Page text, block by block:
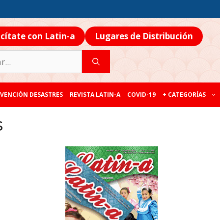
con Latin-a Lugares de Distribución
DESASTRES REVISTA LATIN-A COVID-19 + CATEGORÍAS